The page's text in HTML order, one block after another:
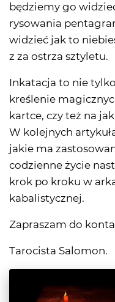
będziemy go
rysowania
widzieć jak to
z za ostrza sztyletu.
Inkatacja to nie
kreślenie
kartce, czy też na
W kolejnych
jakie ma
codzienne życie
krok po kroku w
kabalistycznej.
Zapraszam do
Tarocista Salomon.